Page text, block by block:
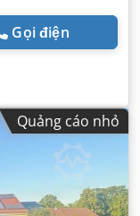
Gọi điện
Quảng cáo nhỏ